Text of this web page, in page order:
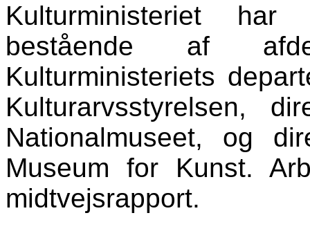
Kulturministeriet
bestående af
Kulturministeriets
Kulturarvsstyrelsen,
Nationalmuseet, og
Museum for Kunst.
midtvejsrapport.